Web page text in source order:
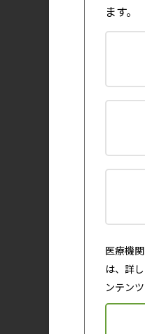
1. 警告
本
本
本
いが
1.2重篤
ウ
た場
1.3本剤
ます。
医療機
は、詳
ンテン